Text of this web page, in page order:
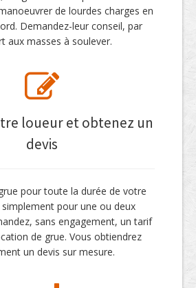
de lourdes charges en
Demandez-leur conseil, par
aux masses à soulever.
loueur et obtenez un
devis
pour toute la durée de votre
pour une ou deux
sans engagement, un tarif
de grue. Vous obtiendrez
un devis sur mesure.